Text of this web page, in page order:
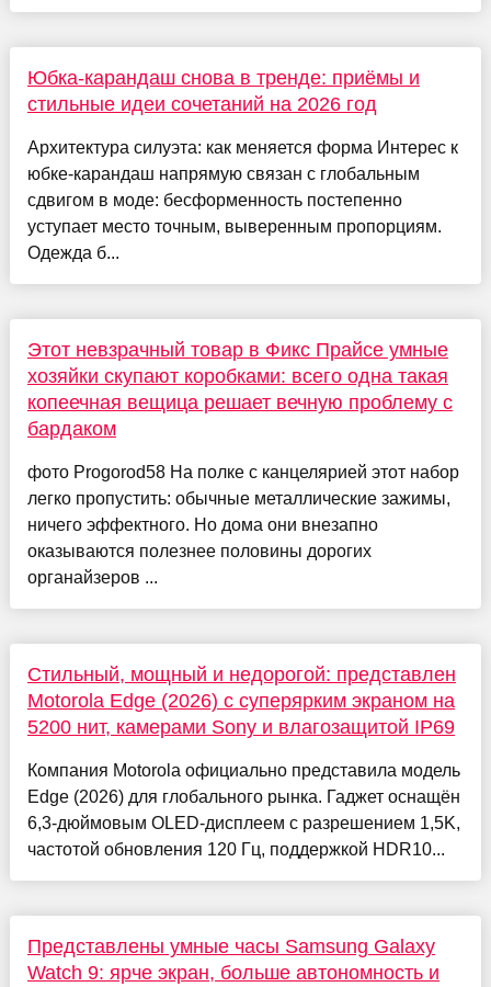
Юбка-карандаш снова в тренде: приёмы и
стильные идеи сочетаний на 2026 год
Архитектура силуэта: как меняется форма Интерес к
юбке-карандаш напрямую связан с глобальным
сдвигом в моде: бесформенность постепенно
уступает место точным, выверенным пропорциям.
Одежда б...
Этот невзрачный товар в Фикс Прайсе умные
хозяйки скупают коробками: всего одна такая
копеечная вещица решает вечную проблему с
бардаком
фото Progorod58 На полке с канцелярией этот набор
легко пропустить: обычные металлические зажимы,
ничего эффектного. Но дома они внезапно
оказываются полезнее половины дорогих
органайзеров ...
Стильный, мощный и недорогой: представлен
Motorola Edge (2026) с суперярким экраном на
5200 нит, камерами Sony и влагозащитой IP69
Компания Motorola официально представила модель
Edge (2026) для глобального рынка. Гаджет оснащён
6,3-дюймовым OLED-дисплеем с разрешением 1,5K,
частотой обновления 120 Гц, поддержкой HDR10...
Представлены умные часы Samsung Galaxy
Watch 9: ярче экран, больше автономность и